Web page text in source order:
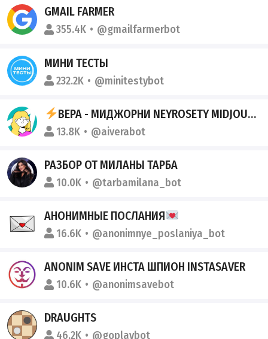
GMAIL FARMER
355.4K @gmailfarmerbot
МИНИ ТЕСТЫ
232.2K @minitestybot
ВЕРА - МИДЖОРНИ NEYROSETY MIDJOURNEY KANDINSKIY
13.8K @aiverabot
РАЗБОР ОТ МИЛАНЫ ТАРБА
10.0K @tarbamilana_bot
АНОНИМНЫЕ ПОСЛАНИЯ
16.6K @anonimnye_poslaniya_bot
ANONIM SAVE ИНСТА ШПИОН INSTASAVER
10.6K @anonimsavebot
DRAUGHTS
46.2K @goplaybot